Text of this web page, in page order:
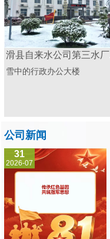
雪中的行政办公大楼
公司新闻
31
2026-07